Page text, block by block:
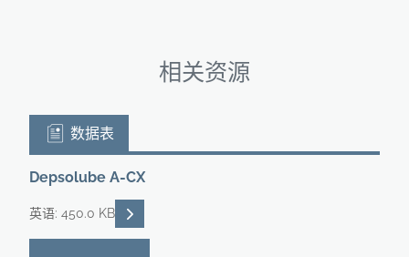
相关资源
数据表
Depsolube A-CX
英语: 450.0 KB READ DESCRIPTIONS